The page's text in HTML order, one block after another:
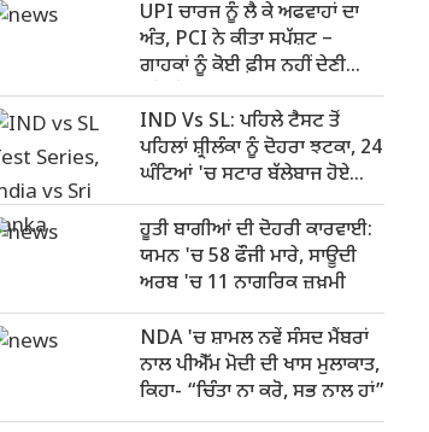
UPI ਚਾਰਜ ਨੂੰ ਲੈ ਕੇ ਅਫਵਾਹਾਂ ਦਾ
ਅੰਤ, PCI ਨੇ ਕੀਤਾ ਸਪੱਸ਼ਟ –
ਗਾਹਕਾਂ ਨੂੰ ਕੋਈ ਫ਼ੀਸ ਨਹੀਂ ਦੇਣੀ
ਪਵੇਗੀ
IND Vs SL: ਪਹਿਲੇ ਟੈਸਟ ਤੋਂ
ਪਹਿਲਾਂ ਸ਼੍ਰੀਲੰਕਾ ਨੂੰ ਦੋਹਰਾ ਝਟਕਾ, 24
ਘੰਟਿਆਂ 'ਚ ਸਟਾਰ ਬੱਲੇਬਾਜ ਹੋਏ
ਬਾਹਰ
ਹੂਤੀ ਬਾਗੀਆਂ ਦੀ ਦੋਹਰੀ ਕਾਰਵਾਈ:
ਯਮਨ 'ਚ 58 ਫੌਜੀ ਮਾਰੇ, ਸਾਊਦੀ
ਅਰਬ 'ਚ 11 ਨਾਗਰਿਕ ਜ਼ਖ਼ਮੀ
NDA 'ਚ ਸ਼ਾਮਲ ਨਵੇਂ ਸੰਸਦ ਮੈਂਬਰਾਂ
ਨਾਲ ਪੀਐੱਮ ਮੋਦੀ ਦੀ ਖਾਸ ਮੁਲਾਕਾਤ,
ਕਿਹਾ- “ਚਿੰਤਾ ਨਾ ਕਰੋ, ਸਭ ਨਾਲ ਹਾਂ”